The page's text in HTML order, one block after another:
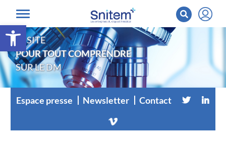
Ouvrir la barre d’outils
LE SITE
POUR TOUT COMPRENDRE
SUR LE DM
Espace presse Newsletter Contact